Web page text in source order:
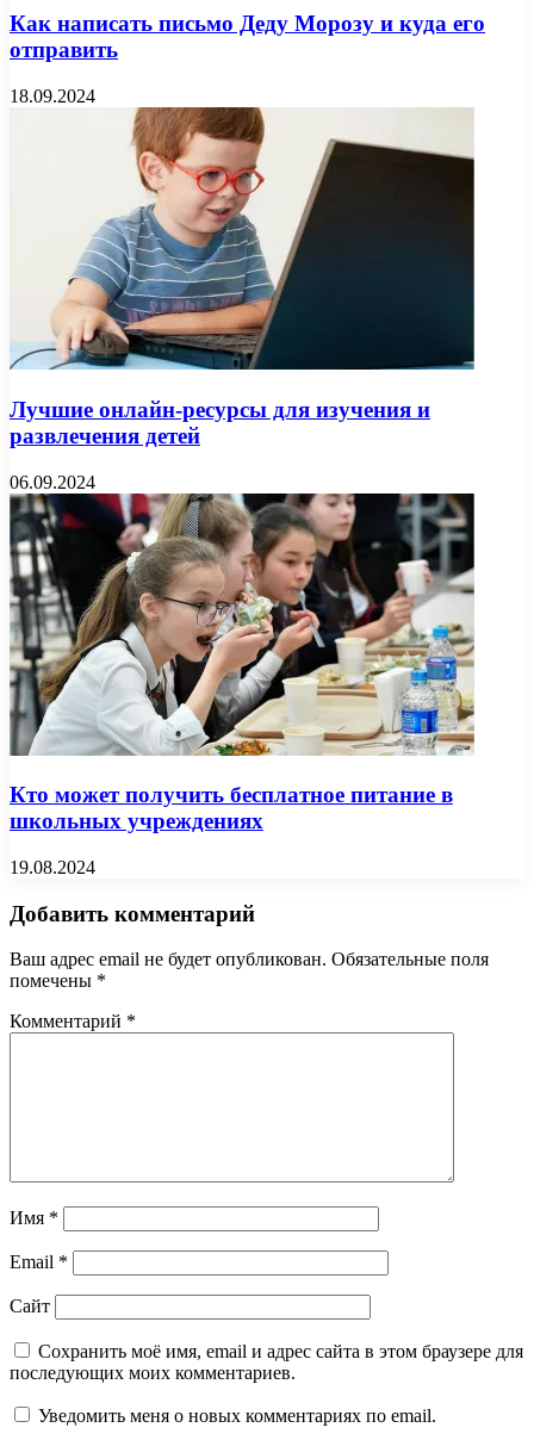
Как написать письмо Деду Морозу и куда его
отправить
18.09.2024
Лучшие онлайн-ресурсы для изучения и
развлечения детей
06.09.2024
Кто может получить бесплатное питание в
школьных учреждениях
19.08.2024
Добавить комментарий
Ваш адрес email не будет опубликован. Обязательные поля
помечены *
Комментарий *
Имя *
Email *
Сайт
Сохранить моё имя, email и адрес сайта в этом браузере для
последующих моих комментариев.
Уведомить меня о новых комментариях по email.